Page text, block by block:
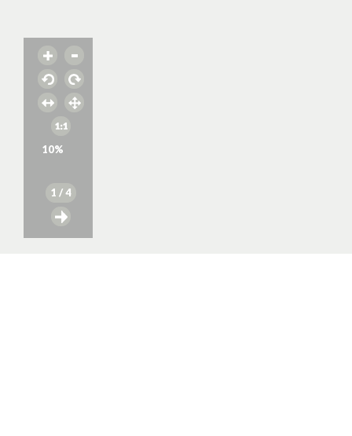
10%
1 / 4